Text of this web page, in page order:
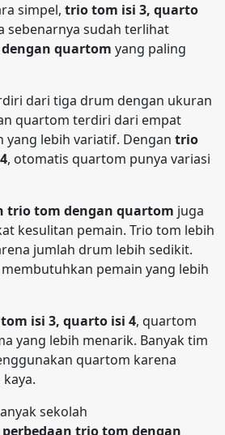
simpel, trio tom isi 3, quarto
sebenarnya sudah terlihat
quartom yang paling
dari tiga drum dengan ukuran
quartom terdiri dari empat
lebih variatif. Dengan trio
, otomatis quartom punya variasi
trio tom dengan quartom juga
kesulitan pemain. Trio tom lebih
jumlah drum lebih sedikit.
pemain yang lebih
isi 3, quarto isi 4, quartom
yang lebih menarik. Banyak tim
quartom karena
sekolah
perbedaan trio tom dengan